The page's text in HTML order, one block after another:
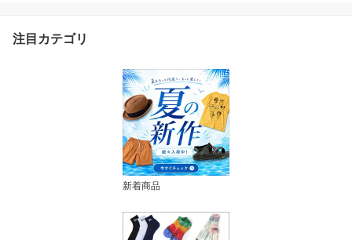
注目カテゴリ
新着商品